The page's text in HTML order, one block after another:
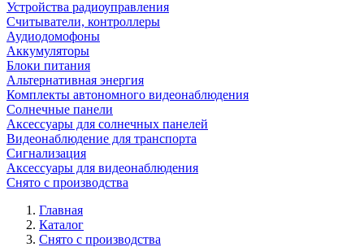
Устройства радиоуправления
Считыватели, контроллеры
Аудиодомофоны
Аккумуляторы
Блоки питания
Альтернативная энергия
Комплекты автономного видеонаблюдения
Солнечные панели
Аксессуары для солнечных панелей
Видеонаблюдение для транспорта
Сигнализация
Аксессуары для видеонаблюдения
Снято с производства
Главная
Каталог
Снято с производства